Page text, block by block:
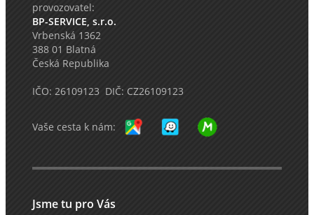
provozovatel:
BP-SERVICE, s.r.o.
Vrbenská 1362
388 01 Blatná
Česká Republika
IČO: 26109123 DIČ: CZ26109123
Vaše cesta k nám:
Jsme tu pro Vás